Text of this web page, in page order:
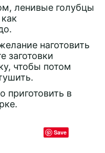
ленивые голубцы
наготовить
заготовки
чтобы потом
в
Save